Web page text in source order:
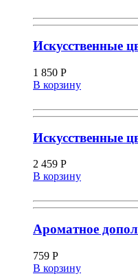
Искусственные
1 850 Р
В корзину
Искусственные
2 459 Р
В корзину
Ароматное
759 Р
В корзину